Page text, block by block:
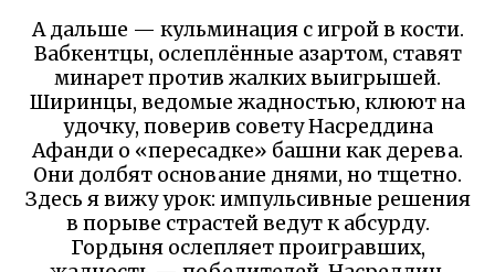
А дальше — кульминация с игрой в кости.
Вабкентцы, ослеплённые азартом, ставят
минарет против жалких выигрышей.
Ширинцы, ведомые жадностью, клюют на
удочку, поверив совету Насреддина
Афанди о «пересадке» башни как дерева.
Они долбят основание днями, но тщетно.
Здесь я вижу урок: импульсивные решения
в порыве страстей ведут к абсурду.
Гордыня ослепляет проигравших,